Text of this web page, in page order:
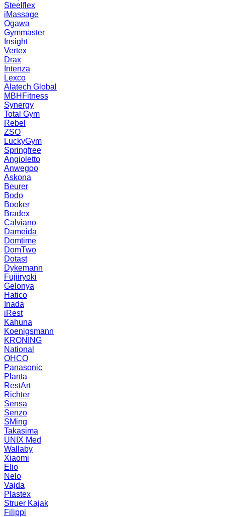
Steelflex
iMassage
Ogawa
Gymmaster
Insight
Vertex
Drax
Intenza
Lexco
Alatech Global
MBHFitness
Synergy
Total Gym
Rebel
ZSO
LuckyGym
Springfree
Angioletto
Anwegoo
Askona
Beurer
Bodo
Booker
Bradex
Calviano
Dameida
Domtime
DomTwo
Dotast
Dykemann
Fujiiryoki
Gelonya
Hatico
Inada
iRest
Kahuna
Koenigsmann
KRONING
National
OHCO
Panasonic
Planta
RestArt
Richter
Sensa
Senzo
SMing
Takasima
UNIX Med
Wallaby
Xiaomi
Elio
Nelo
Vajda
Plastex
Struer Kajak
Filippi